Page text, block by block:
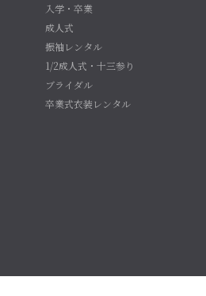
入学・卒業
成人式
振袖レンタル
1/2成人式・十三参り
ブライダル
卒業式衣装レンタル